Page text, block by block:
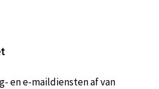
en e-maildiensten af van